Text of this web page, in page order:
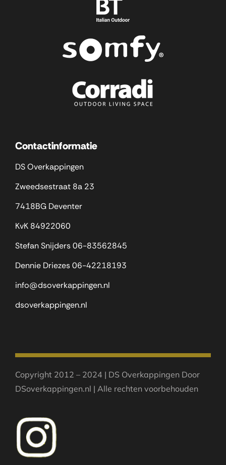
Contactinformatie
DS Overkappingen
Zweedsestraat 8a 23
7418BG Deventer
KvK 84922060
Stefan Snijders06-83562845
Dennie Driezes06-42218193
info@dsoverkappingen.nl
dsoverkappingen.nl
Copyright 2012 – 2024 | DS Overkappingen Door
DSoverkappingen.nl | Alle rechten voorbehouden